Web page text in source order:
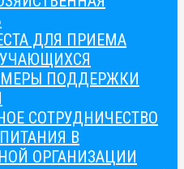
ДЛЯ ПРИЕМА
ПОДДЕРЖКИ
СОТРУДНИЧЕСТВО
В
ОРГАНИЗАЦИИ